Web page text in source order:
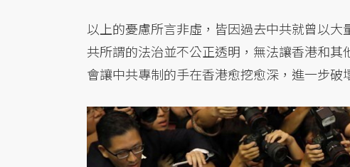
以上的憂慮所言非虛，皆因過去中共就曾以大
共所謂的法治並不公正透明，無法讓香港和
會讓中共專制的手在香港愈挖愈深，進一步破